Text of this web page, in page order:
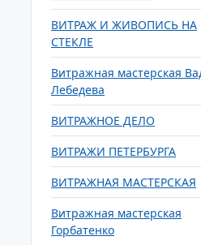
ВИТРАЖ И ЖИВОПИСЬ НА
СТЕКЛЕ
Витражная мастерская
Лебедева
ВИТРАЖНОЕ ДЕЛО
ВИТРАЖИ ПЕТЕРБУРГА
ВИТРАЖНАЯ МАСТЕРСКАЯ
Витражная мастерская
Горбатенко